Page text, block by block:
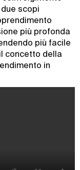
scopi
più profonda
più facile
concetto della
in